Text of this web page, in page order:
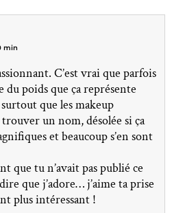
min
C’est vrai que parfois
du poids que ça représente
que les makeup
trouver un nom, désolée si ça
et beaucoup s’en sont
que tu n’avait pas publié ce
que j’adore… j’aime ta prise
plus intéressant !